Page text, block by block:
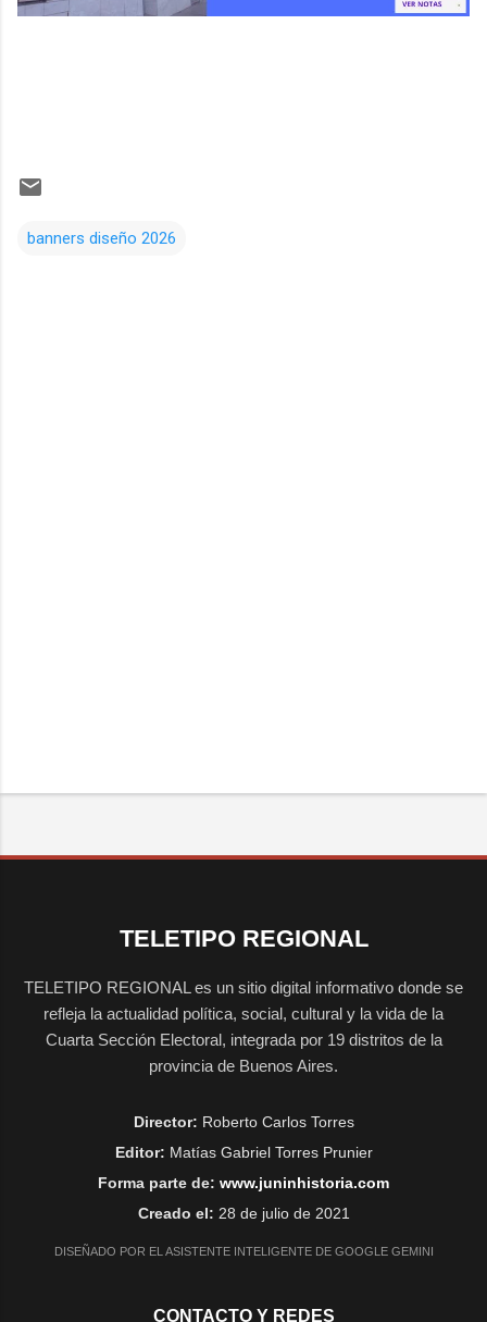
banners diseño 2026
TELETIPO REGIONAL
TELETIPO REGIONAL es un sitio digital informativo donde se
refleja la actualidad política, social, cultural y la vida de la
Cuarta Sección Electoral, integrada por 19 distritos de la
provincia de Buenos Aires.
Director: Roberto Carlos Torres
Editor: Matías Gabriel Torres Prunier
Forma parte de: www.juninhistoria.com
Creado el: 28 de julio de 2021
DISEÑADO POR EL ASISTENTE INTELIGENTE DE GOOGLE GEMINI
CONTACTO Y REDES